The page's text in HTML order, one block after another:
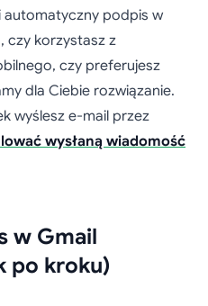
automatyczny podpis w
czy korzystasz z
czy preferujesz
dla Ciebie rozwiązanie.
wyślesz e-mail przez
wysłaną wiadomość
w Gmail
po kroku)